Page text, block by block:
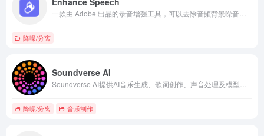
降噪/分离
Soundverse AI
降噪/分离 音乐制作